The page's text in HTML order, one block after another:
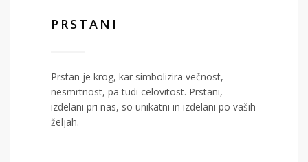
PRSTANI
Prstan je krog, kar simbolizira večnost,
nesmrtnost, pa tudi celovitost. Prstani,
izdelani pri nas, so unikatni in izdelani po vaših
željah.